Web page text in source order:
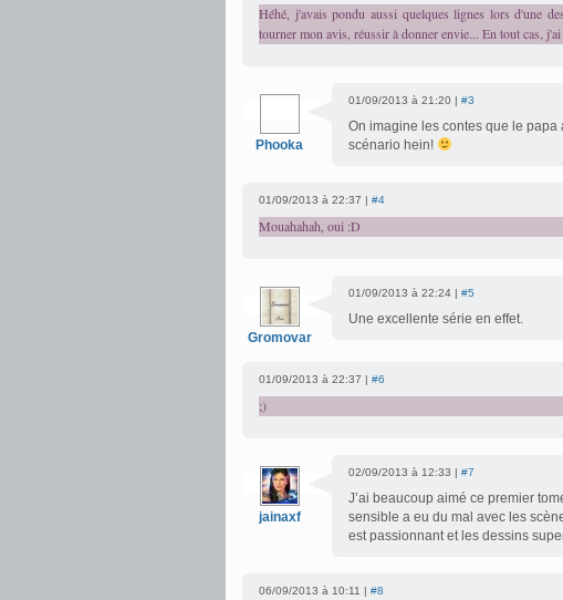
Héhé, j'avais pondu aussi quelques lignes lors d'une
tourner mon avis, réussir à donner envie... En tout cas,
Phooka
01/09/2013 à 21:20 | #3
On imagine les contes que le papa
scénario hein!
01/09/2013 à 22:37 | #4
Mouahahah, oui :D
Gromovar
01/09/2013 à 22:24 | #5
Une excellente série en effet.
01/09/2013 à 22:37 | #6
;)
jainaxf
02/09/2013 à 12:33 | #7
J’ai beaucoup aimé ce premier
sensible a eu du mal avec les
est passionnant et les dessins
06/09/2013 à 10:11 | #8